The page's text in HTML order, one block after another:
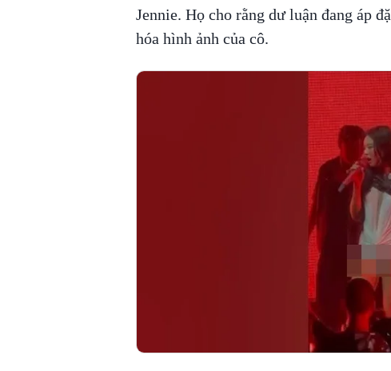
Jennie. Họ cho rằng dư luận đang áp
hóa hình ảnh của cô.